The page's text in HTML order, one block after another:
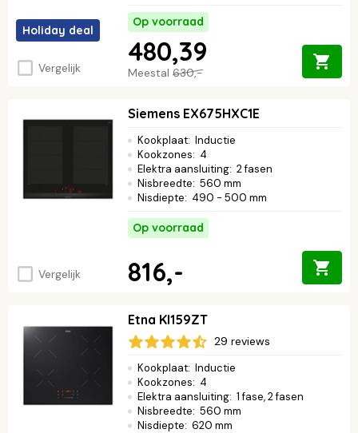
Holiday deal
Vergelijk
Op voorraad
Meestal 630,-
480,39
Vergelijk
Siemens EX675HXC1E
Kookplaat: Inductie
Kookzones: 4
Elektra aansluiting: 2 fasen
Nisbreedte: 560 mm
Nisdiepte: 490 - 500 mm
Op voorraad
816,-
Etna KI159ZT
29 reviews
Kookplaat: Inductie
Kookzones: 4
Elektra aansluiting: 1 fase, 2 fasen
Nisbreedte: 560 mm
Nisdiepte: 620 mm